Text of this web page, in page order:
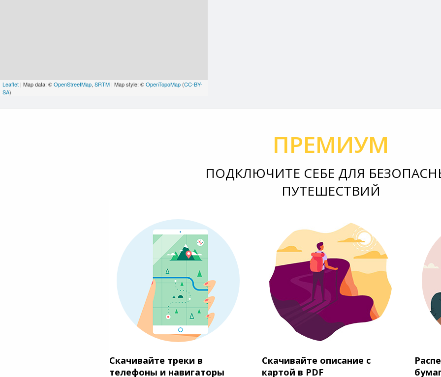
Leaflet | Map data: ©OpenStreetMap, SRTM | Map style: ©OpenTopoMap (CC-BY-
SA)
ПРЕМИУМ
ПОДКЛЮЧИТЕ СЕБЕ ДЛЯ
ПУТЕШЕСТВИЙ
Скачивайте треки в
телефоны и навигаторы
Скачивайте описание с
картой в PDF